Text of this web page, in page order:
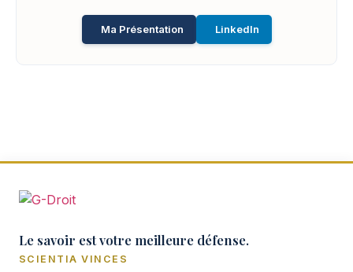
Ma Présentation LinkedIn
Le savoir est votre meilleure défense.
SCIENTIA VINCES